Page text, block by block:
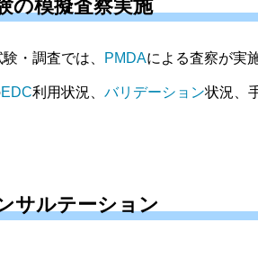
の模擬査察実施
・調査では、 PMDAによる査察が実
EDC利用状況、 バリデーション状況、
サルテーション